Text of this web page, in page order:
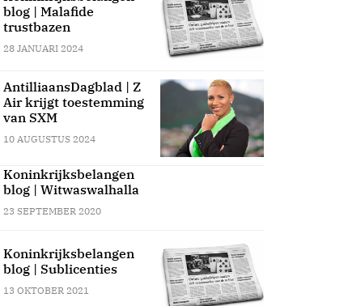
blog | Malafide
trustbazen
28 JANUARI 2024
AntilliaansDagblad | Z
Air krijgt toestemming
van SXM
10 AUGUSTUS 2024
Koninkrijksbelangen
blog | Witwaswalhalla
23 SEPTEMBER 2020
Koninkrijksbelangen
blog | Sublicenties
13 OKTOBER 2021